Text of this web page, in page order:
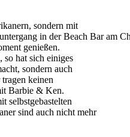
sondern mit
in der Beach Bar am
genießen.
hat sich einiges
sondern auch
keinen
Barbie & Ken.
selbstgebastelten
sind auch nicht mehr